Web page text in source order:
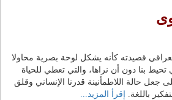
قصيدته كأنه يشكل لوحة بصرية محاولا
بنا دون أن نراها، والتي تعطي للحياة
جعل حالة اللاطمأنينة قدرنا الإنساني وقلق
باللغة.
إقرأ المزيد...